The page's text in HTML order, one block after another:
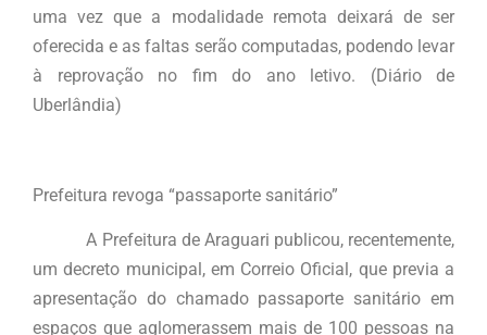
uma vez que a modalidade remota deixará de ser
oferecida e as faltas serão computadas, podendo levar
à reprovação no fim do ano letivo. (Diário de
Uberlândia)
Prefeitura revoga “passaporte sanitário”
A Prefeitura de Araguari publicou, recentemente,
um decreto municipal, em Correio Oficial, que previa a
apresentação do chamado passaporte sanitário em
espaços que aglomerassem mais de 100 pessoas na